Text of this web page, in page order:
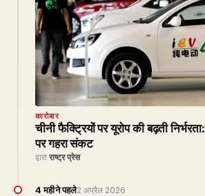
कारोबार
चीनी फैक्ट्रियों पर यूरोप की बढ़ती
पर गहरा संकट
द्वारा राष्ट्र प्रेस
4 महीने पहले2 अप्रैल 2026